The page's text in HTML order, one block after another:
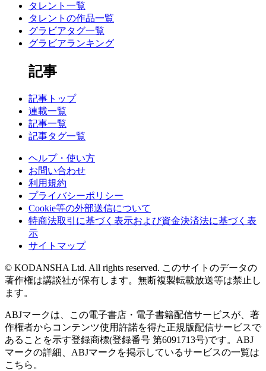
タレント一覧
タレントの作品一覧
グラビアタグ一覧
グラビアランキング
記事
記事トップ
連載一覧
記事一覧
記事タグ一覧
ヘルプ・使い方
お問い合わせ
利用規約
プライバシーポリシー
Cookie等の外部送信について
特商法取引に基づく表示および資金決済法に基づく表
示
サイトマップ
© KODANSHA Ltd. All rights reserved. このサイトのデータの
著作権は講談社が保有します。無断複製転載放送等は禁止し
ます。
ABJマークは、この電子書店・電子書籍配信サービスが、著
作権者からコンテンツ使用許諾を得た正規版配信サービスで
あることを示す登録商標(登録番号 第6091713号)です。ABJ
マークの詳細、ABJマークを掲示しているサービスの一覧は
こちら。